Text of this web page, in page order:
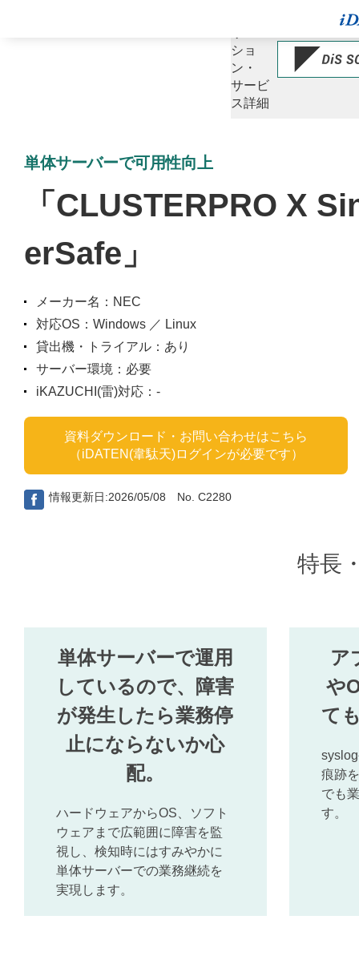
ショ
ン・
サービ
ス詳細
単体サーバーで可用性向上
「CLUSTERPRO X
erSafe」
メーカー名：NEC
対応OS：Windows ／ Linux
貸出機・トライアル：あり
サーバー環境：必要
iKAZUCHI(雷)対応：-
資料ダウンロード・お問い合わせはこちら
（iDATEN(韋駄天)ログインが必要です）
情報更新日:2026/05/08 No. C2280
特長
単体サーバーで運用
しているので、障害
が発生したら業務停
止にならないか心
配。
ハードウェアからOS、ソフト
ウェアまで広範囲に障害を監
視し、検知時にはすみやかに
単体サーバーでの業務継続を
実現します。
ア
や
て
痕跡
でも
す。